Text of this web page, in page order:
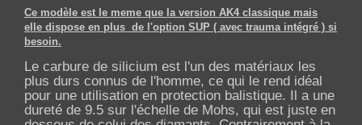
Ce modèle est le meme que la version AK4 classique mais
elle dispose en plus de l'option SUP ( avec trauma intégré ) si
besoin.
Le carbure de silicium est l'un des matériaux les
plus durs connus de l'homme, ce qui le rend idéal
pour une utilisation en protection balistique. Il a une
dureté de 9.5 sur l'échelle de Mohs, qui est juste en